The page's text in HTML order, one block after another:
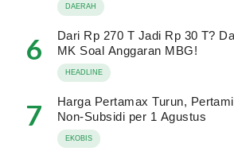
DAERAH
6
Dari Rp 270 T Jadi Rp 30 T?
MK Soal Anggaran MBG!
HEADLINE
7
Harga Pertamax Turun,
Non-Subsidi per 1 Agustus
EKOBIS